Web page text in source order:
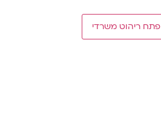
פתח ריהוט משרדי